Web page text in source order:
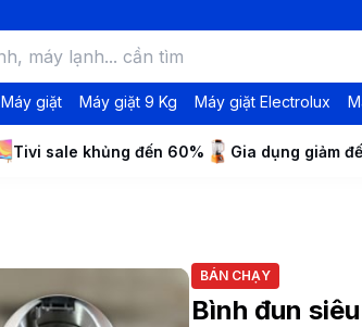
Máy giặt Máy giặt 9 Kg Máy giặt Electrolux
Tivi sale khủng đến 60% Gia dụng giảm
BÁN CHẠY
Bình đun